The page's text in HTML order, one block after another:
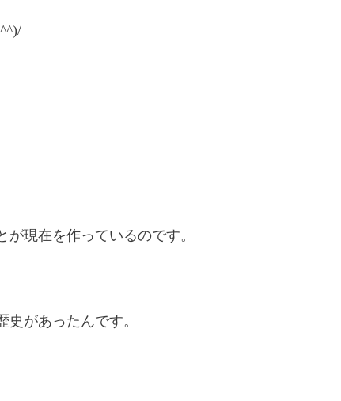
現在を作っているのです。
があったんです。